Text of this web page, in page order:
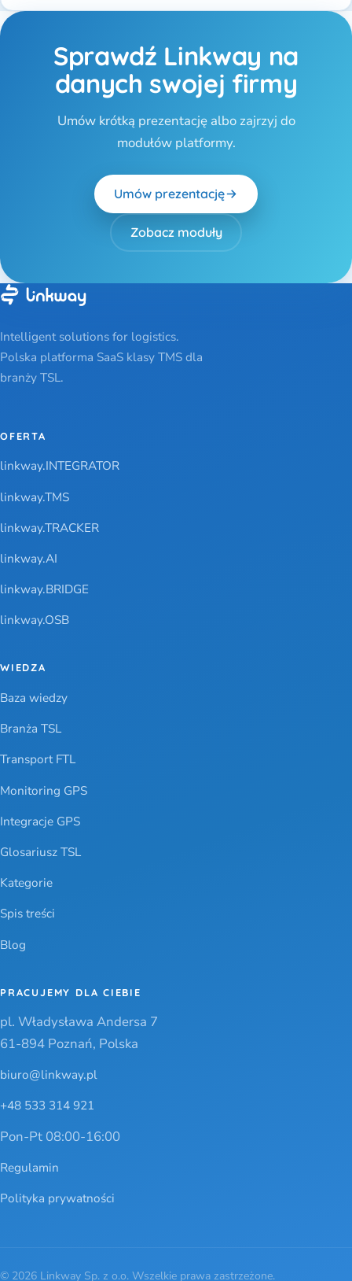
Sprawdź Linkway na
danych swojej firmy
Umów krótką prezentację albo zajrzyj do
modułów platformy.
Umów prezentację
Zobacz moduły
Intelligent solutions for logistics.
Polska platforma SaaS klasy TMS dla
branży TSL.
OFERTA
linkway.INTEGRATOR
linkway.TMS
linkway.TRACKER
linkway.AI
linkway.BRIDGE
linkway.OSB
WIEDZA
Baza wiedzy
Branża TSL
Transport FTL
Monitoring GPS
Integracje GPS
Glosariusz TSL
Kategorie
Spis treści
Blog
PRACUJEMY DLA CIEBIE
pl. Władysława Andersa 7
61-894 Poznań, Polska
biuro@linkway.pl
+48 533 314 921
Pon-Pt 08:00-16:00
Regulamin
Polityka prywatności
© 2026 Linkway Sp. z o.o. Wszelkie prawa zastrzeżone.